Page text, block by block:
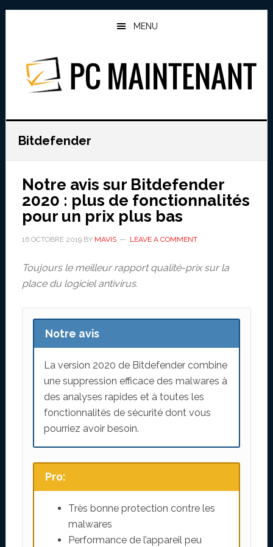
Skip
Skip
MENU
PC MAINTENANT
Bitdefender
Notre avis sur Bitdefender
2020 : plus de fonctionnalités
pour un prix plus bas
16 OCTOBRE 2019BY MAVIS LEAVE A COMMENT
Toujours le meilleur rapport qualité-prix sur la
place du logiciel antivirus.
Notre avis
La version 2020 de Bitdefender combine
une suppression efficace des malwares à
des analyses rapides et à toutes les
fonctionnalités de sécurité dont vous
pourriez avoir besoin.
Pro:
Très bonne protection contre les
malwares
Performance de l’appareil peu